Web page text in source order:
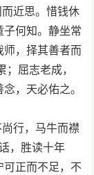
近思。惜钱休
何知。静坐常
师，择其善者而
屈志老成，
，天必佑之。
行，马牛而襟
，胜读十年
正而不足，不